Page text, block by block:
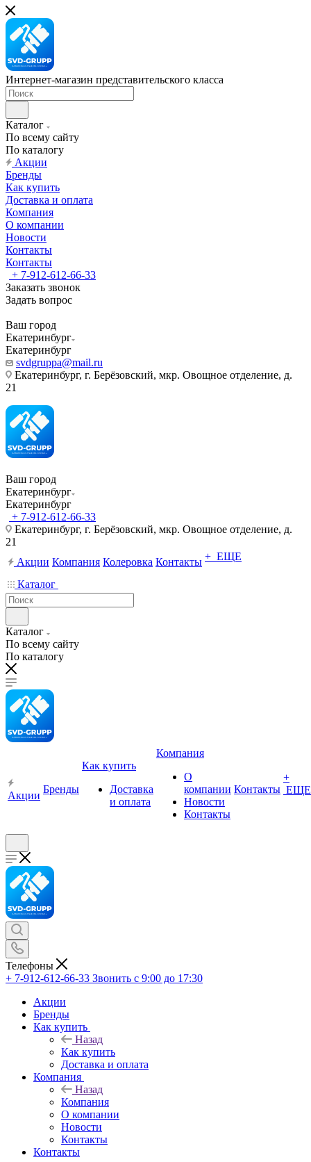
Интернет-магазин представительского класса
Каталог
По всему сайту
По каталогу
Акции
Бренды
Как купить
Доставка и оплата
Компания
О компании
Новости
Контакты
Контакты
+ 7-912-612-66-33
Заказать звонок
Задать вопрос
Ваш город
Екатеринбург
Екатеринбург
svdgruppa@mail.ru
Екатеринбург, г. Берёзовский, мкр. Овощное отделение, д.
21
Ваш город
Екатеринбург
Екатеринбург
+ 7-912-612-66-33
Екатеринбург, г. Берёзовский, мкр. Овощное отделение, д.
21
Акции Компания Колеровка Контакты + ЕЩЕ
Каталог
Каталог
По всему сайту
По каталогу
Акции
Бренды
Как купить
Доставка
и оплата
Компания
О
компании
Новости
Контакты
Контакты
+
ЕЩЕ
Телефоны
+ 7-912-612-66-33 Звонить с 9:00 до 17:30
Акции
Бренды
Как купить
Назад
Как купить
Доставка и оплата
Компания
Назад
Компания
О компании
Новости
Контакты
Контакты